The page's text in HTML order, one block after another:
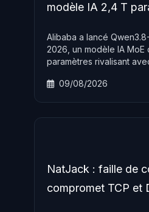
modèle IA 2,4 T
Alibaba a lancé
2026, un modèle IA MoE
paramètres rivalisant
open-source annoncés
09/08/2026
NatJack : faille de
compromet TCP et